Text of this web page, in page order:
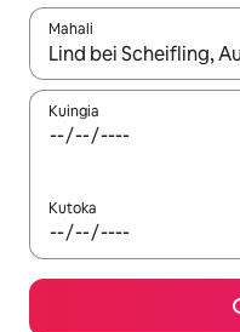
Mahali
Wakati matokeo
Kuingia
Kutoka